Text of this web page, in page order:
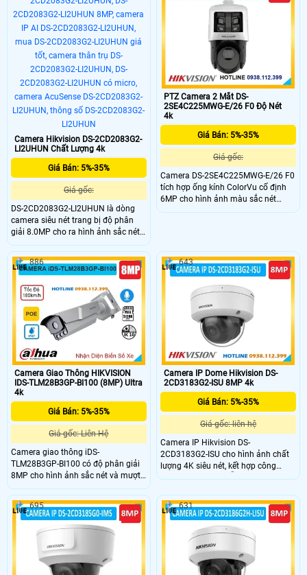
chống ngược sáng WDR 120dB,
trang bị tính năng AI giúp phân việt
người và xe, giảm báo động ảo.
ngoại nhìn ban đêm lên đến 40m
Camera Hikvision DS-2CD2083G2-
LI2UHUN Chất Lượng 4k
Giá Bán: 5%-35%
Giá gốc:
DS-2CD2083G2-LI2UHUN là dòng
camera siêu nét trang bị độ phân
giải 8.0MP cho ra hình ảnh sắc nét,
camera khi sử dụng với đầu ghi còn
hỗ trợ công nghệ cao giúp tìm kiếm
thông minh, trang bị AI thông minh
nhật đinẹ người và phương tiện, hạn
chế báo động giả từ môi trường.
PTZ Camera 2 Mắt DS-
2SE4C225MWG-E/26 F0 Độ Nét
4k
Giá Bán: 5%-35%
Giá gốc:
Camera DS-2SE4C225MWG-E/26 F0
tích hợp ống kính ColorVu cố định
6MP cho hình ảnh màu sắc nét
ngay cả ban đêm, cùng camera PTZ
các khu vực cần giám sát rộng và
chính xác.
Camera Giao Thông HIKVISION
IDS-TLM28B3GP-BI100 (8MP) Ultra
4k
Giá Bán: 5%-35%
Giá gốc: Liên Hệ
Camera giao thông iDS-
TLM28B3GP-BI100 có độ phân giải
8MP cho hình ảnh sắc nét và mượt
mà, cùng tầm quan sát hồng ngoại
lên đến 100m. Với khả năng chụp
tốc độ cao 180 km/h, camera tích
hợp AI giúp nhận diện biển số xe
chính xác. Camera hỗ trợ công nghệ
nén H.265+, khe cắm thẻ nhớ
512GB, chuẩn IP67, IK10 và PoE
đảm bảo hiệu suất ổn định trong
886
Camera IP Dome Hikvision DS-
2CD3183G2-ISU 8MP 4k
Giá Bán: 5%-35%
Giá gốc: liên hệ
Camera IP Hikvision DS-
2CD3183G2-ISU cho hình ảnh chất
lượng 4K siêu nét, kết hợp công
nghệ hồng ngoại hỗ trợ xem đêm
năng phát hiện con người và
phương tiện bảo vệ an ninh hiệu
quả, camera còn trang bị micrô tích
hợp, khe cắm thẻ nhớ lên đến 512
GB lưu trữ hình ảnh video linh hoạt
643
695 631